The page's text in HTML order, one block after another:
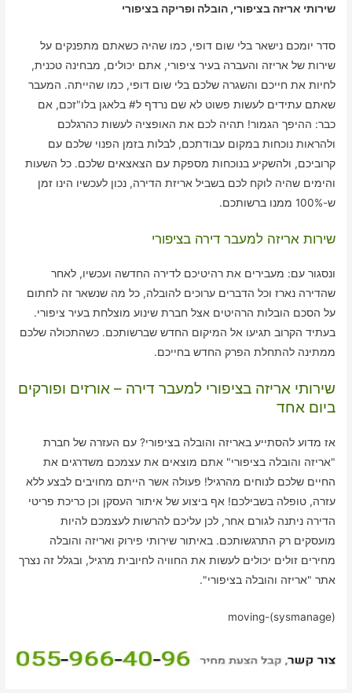
שירותי אריזה בציפורי, הובלה ופריקה בציפורי
סדר יומכם נישאר בלי שום דופי, כמו שהיה כשאתם מתפנקים על
שירות של אריזה והעברה בעיר ציפורי, אתם יכולים, מבחינה טכנית,
לחיות את חייכם והשגרה שלכם בלי שום דופי, כמו שהייתה. המעבר
שאתם עתידים לעשות פשוט לא שם נרדף ל# בלאגן בלו"זכם, אם
כבר: ההיפך הגמור! תהיה לכם את האופציה לעשות כהרגלכם
ולהראות נוכחות במקום עבודתכם, לבלות בזמן הפנוי שלכם עם
קרוביכם, ולהשקיע בנוכחות מספקת עם הצאצאים שלכם. כל השעות
והימים שהיה לוקח לכם בשביל אריזת הדירה, נכון לעכשיו הינו זמן
ש-100% ממנו ברשותכם.
שירות אריזה למעבר דירה בציפורי
ונסגור עם: מעבירים את רהיטיכם לדירה החדשה ועכשיו, לאחר
שהדירה נארז וכל הדברים ערוכים להובלה, כל מה שנשאר זה לחתום
על הסכם הובלות הרהיטים אצל חברת שינוע מוצלחת בעיר ציפורי.
בעתיד הקרוב תגיעו אל המיקום החדש שברשותכם. כשהתכולה שלכם
ממתינה להתחלת הפרק החדש בחייכם.
שירותי אריזה בציפורי למעבר דירה – אורזים ופורקים
ביום אחד
אז מדוע להסתייע באריזה והובלה בציפורי? עם העזרה של חברת
"אריזה והובלה בציפורי" אתם מוצאים את עצמכם משדרגים את
החיים שלכם לנוחים מהרגיל! פעולה אשר הייתם מחויבים לבצע ללא
עזרה, טופלה בשבילכם! אף ביצוע של איתור העסקן וכן כריכת פריטי
הדירה ניתנה לגורם אחר, לכן עליכם להרשות לעצמכם להיות
מועסקים רק התרגשותכם. באיתור שירותי פירוק ואריזה והובלה
מחירים זולים יכולים לעשות את החוויה לחיובית מרגיל, ובגלל זה נצרך
אתר "אריזה והובלה בציפורי".
moving-(sysmanage)